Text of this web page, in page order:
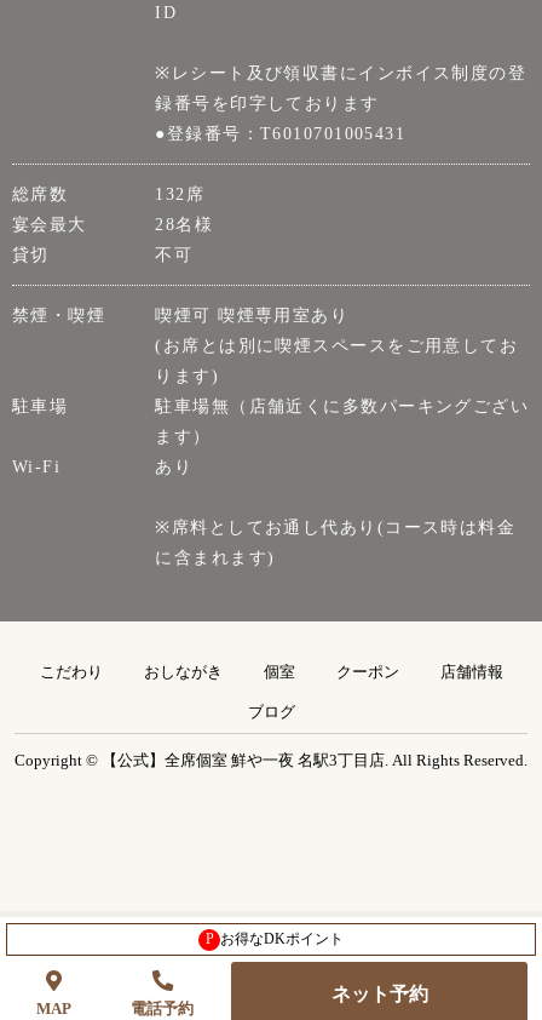
ID
※レシート及び領収書にインボイス制度の登
録番号を印字しております
●登録番号：T6010701005431
総席数
132席
宴会最大
28名様
貸切
不可
禁煙・喫煙
喫煙可 喫煙専用室あり
(お席とは別に喫煙スペースをご用意してお
ります)
駐車場
駐車場無（店舗近くに多数パーキングござい
ます）
Wi-Fi
あり
※席料としてお通し代あり(コース時は料金
に含まれます)
こだわり おしながき 個室 クーポン 店舗情報
ブログ
Copyright © 【公式】全席個室 鮮や一夜 名駅3丁目店. All Rights Reserved.
P お得なDKポイント
MAP 電話予約
ネット予約